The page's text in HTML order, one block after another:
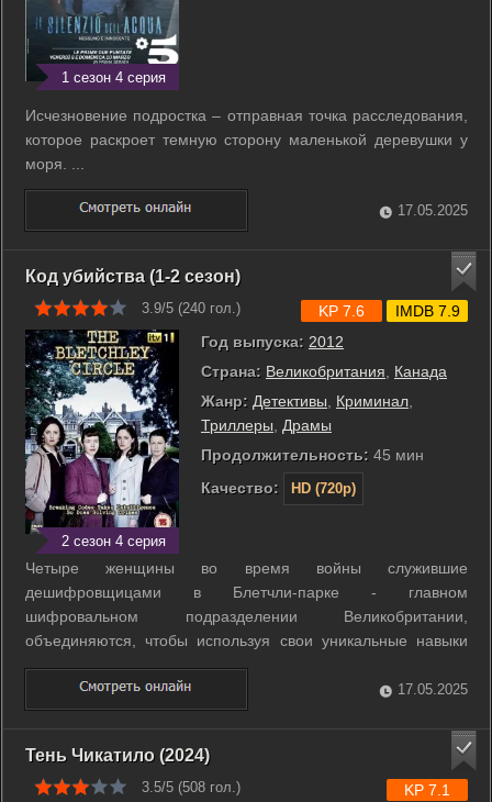
1 сезон 4 серия
Исчезновение подростка – отправная точка расследования,
которое раскроет темную сторону маленькой деревушки у
моря. ...
17.05.2025
Код убийства (1-2 сезон)
3.9/5 (240 гол.)
2 сезон 4 серия
Год выпуска: 2012
Страна: Великобритания
Канада
Жанр: Детективы Криминал
Триллеры
Драмы
Продолжительность: 45 мин
Качество:
HD (720p)
KP 7.6 IMDB 7.9
Четыре женщины во время войны служившие
дешифровщицами в Блетчли-парке - главном
шифровальном подразделении Великобритании,
объединяются, чтобы используя свои уникальные навыки
поймать серийного убийцу. ...
17.05.2025
Тень Чикатило (2024)
3.5/5 (508 гол.) KP 7.1